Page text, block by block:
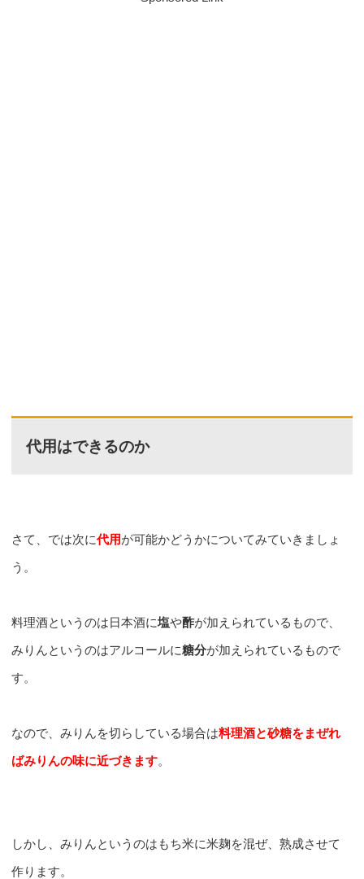
代用はできるのか
さて、では次に代用が可能かどうかについてみていきましょ
う。
料理酒というのは日本酒に塩や酢が加えられているもので、
みりんというのはアルコールに糖分が加えられているもので
す。
なので、みりんを切らしている場合は料理酒と砂糖をまぜれ
ばみりんの味に近づきます。
しかし、みりんというのはもち米に米麹を混ぜ、熟成させて
作ります。